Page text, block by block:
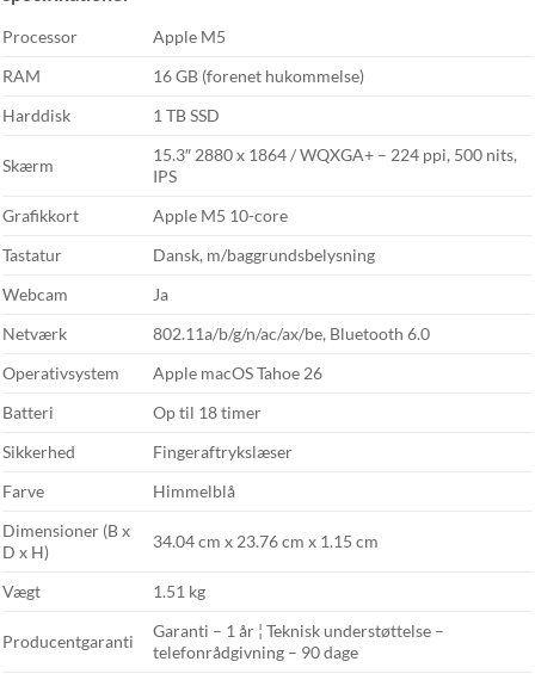
Processor
Apple M5
RAM
16 GB (forenet hukommelse)
Harddisk
1 TB SSD
Skærm
15.3″ 2880 x 1864 / WQXGA+ – 224 ppi, 500 nits,
IPS
Grafikkort
Apple M5 10-core
Tastatur
Dansk, m/baggrundsbelysning
Webcam
Ja
Netværk
802.11a/b/g/n/ac/ax/be, Bluetooth 6.0
Operativsystem
Apple macOS Tahoe 26
Batteri
Op til 18 timer
Sikkerhed
Fingeraftrykslæser
Farve
Himmelblå
Dimensioner (B x
D x H)
34.04 cm x 23.76 cm x 1.15 cm
Vægt 1.51 kg
Producentgaranti
Garanti – 1 år ¦ Teknisk understøttelse –
telefonrådgivning – 90 dage